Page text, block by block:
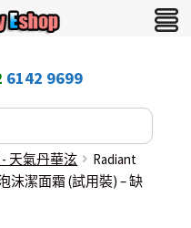
6142 9699
- 天氣丹華泫
Radiant
沫潔面霜 (試用裝) – 缺